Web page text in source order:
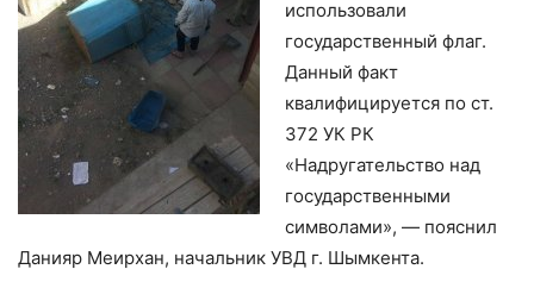
использовали
государственный флаг.
Данный факт
квалифицируется по ст.
372 УК РК
«Надругательство над
государственными
символами», — пояснил
Данияр Меирхан, начальник УВД г. Шымкента.